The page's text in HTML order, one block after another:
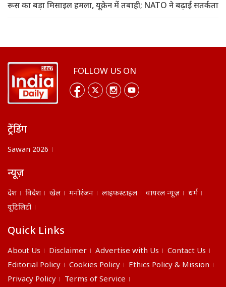
रूस का बड़ा मिसाइल हमला, यूक्रेन में तबाही; NATO ने बढ़ाई सतर्कता
FOLLOW US ON
ट्रेंडिंग
Sawan 2026
न्यूज़
देश विदेश खेल मनोरंजन लाइफस्टाइल वायरल न्यूज़
धर्म
यूटिलिटी
Quick Links
About Us Disclaimer Advertise with Us
Contact Us
Editorial Policy
Cookies Policy
Ethics Policy & Mission
Privacy Policy
Terms of Service